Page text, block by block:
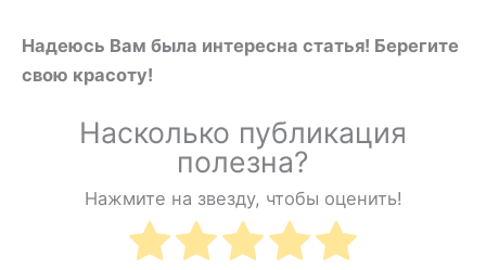
Надеюсь Вам была интересна статья! Берегите
свою красоту!
Насколько публикация
полезна?
Нажмите на звезду, чтобы оценить!